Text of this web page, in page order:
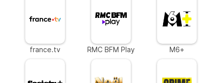
france.tv RMC BFM Play M6+